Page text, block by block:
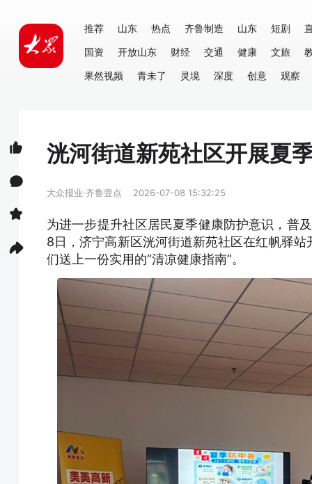
推荐 山东 热点 齐鲁制造 山东 短剧
国资
开放山东 财经 交通 健康 文旅
果然视频
青未了 灵境 深度 创意 观察
洸河街道新苑社区开展夏
大众报业·齐鲁壹点 2026-07-08 15:32:25
为进一步提升社区居民夏季健康防护意识，普
8日，济宁高新区洸河街道新苑社区在红帆驿
们送上一份实用的“清凉健康指南”。